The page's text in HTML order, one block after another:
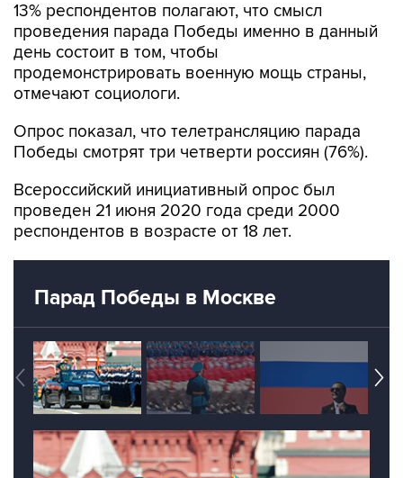
13% респондентов полагают, что смысл
проведения парада Победы именно в данный
день состоит в том, чтобы
продемонстрировать военную мощь страны,
отмечают социологи.
Опрос показал, что телетрансляцию парада
Победы смотрят три четверти россиян (76%).
Всероссийский инициативный опрос был
проведен 21 июня 2020 года среди 2000
респондентов в возрасте от 18 лет.
Парад Победы в Москве